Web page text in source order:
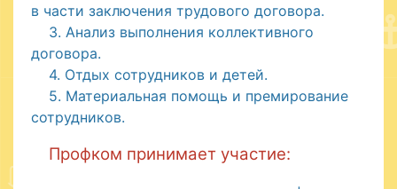
в части заключения трудового договора.
3. Анализ выполнения коллективного
договора.
4. Отдых сотрудников и детей.
5. Материальная помощь и премирование
сотрудников.
Профком принимает участие: